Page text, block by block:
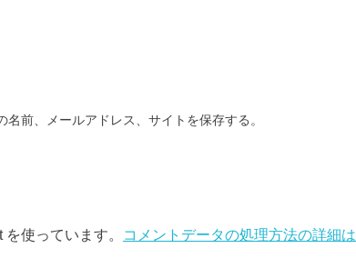
前、メールアドレス、サイトを保存する。
使っています。
コメントデータの処理方法の詳細は